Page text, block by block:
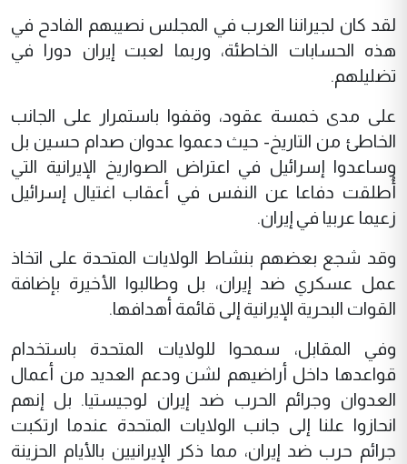
لقد كان لجيراننا العرب في المجلس نصيبهم الفادح في
هذه الحسابات الخاطئة، وربما لعبت إيران دورا في
تضليلهم.
على مدى خمسة عقود، وقفوا باستمرار على الجانب
الخاطئ من التاريخ- حيث دعموا عدوان صدام حسين بل
وساعدوا إسرائيل في اعتراض الصواريخ الإيرانية التي
أُطلقت دفاعا عن النفس في أعقاب اغتيال إسرائيل
زعيما عربيا في إيران.
وقد شجع بعضهم بنشاط الولايات المتحدة على اتخاذ
عمل عسكري ضد إيران، بل وطالبوا الأخيرة بإضافة
القوات البحرية الإيرانية إلى قائمة أهدافها.
وفي المقابل، سمحوا للولايات المتحدة باستخدام
قواعدها داخل أراضيهم لشن ودعم العديد من أعمال
العدوان وجرائم الحرب ضد إيران لوجيستيا. بل إنهم
انحازوا علنا إلى جانب الولايات المتحدة عندما ارتكبت
جرائم حرب ضد إيران، مما ذكر الإيرانيين بالأيام الحزينة